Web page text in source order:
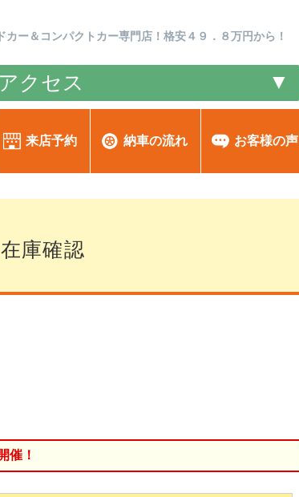
ー＆コンパクトカー専門店！格安４９．８万円から！
クセス ▼
来店予約 納車の流れ お客様の声
庫確認
催！